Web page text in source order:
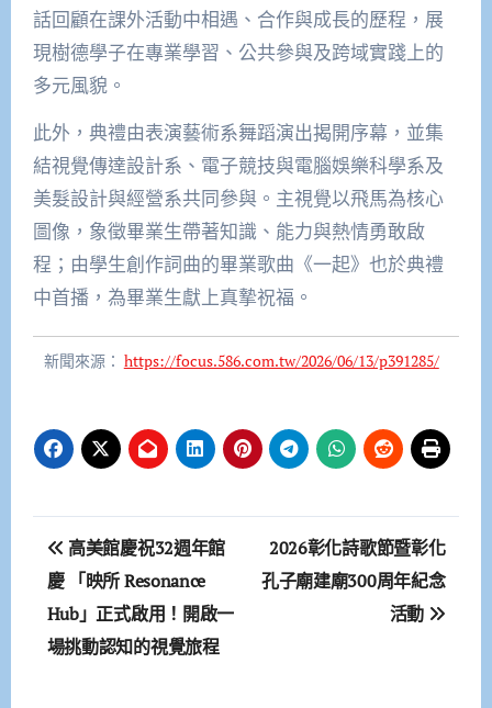
話回顧在課外活動中相遇、合作與成長的歷程，展
現樹德學子在專業學習、公共參與及跨域實踐上的
多元風貌。
此外，典禮由表演藝術系舞蹈演出揭開序幕，並集
結視覺傳達設計系、電子競技與電腦娛樂科學系及
美髮設計與經營系共同參與。主視覺以飛馬為核心
圖像，象徵畢業生帶著知識、能力與熱情勇敢啟
程；由學生創作詞曲的畢業歌曲《一起》也於典禮
中首播，為畢業生獻上真摯祝福。
新聞來源： https://focus.586.com.tw/2026/06/13/p391285/
文
章
導
高美館慶祝32週年館
慶 「映所 Resonance
Hub」正式啟用！開啟一
場挑動認知的視覺旅程
2026彰化詩歌節暨彰化
孔子廟建廟300周年紀念
活動